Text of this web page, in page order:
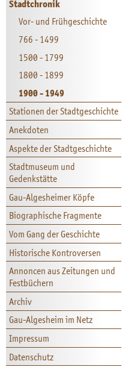
Stadtchronik
Vor- und Frühgeschichte
766 - 1499
1500 - 1799
1800 - 1899
1900 - 1949
Stationen der Stadtgeschichte
Anekdoten
Aspekte der Stadtgeschichte
Stadtmuseum und
Gedenkstätte
Gau-Algesheimer Köpfe
Biographische Fragmente
Vom Gang der Geschichte
Historische Kontroversen
Annoncen aus Zeitungen und
Festbüchern
Archiv
Gau-Algesheim im Netz
Impressum
Datenschutz